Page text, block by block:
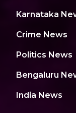
Karnataka
Crime News
Politics News
Bengaluru
India News